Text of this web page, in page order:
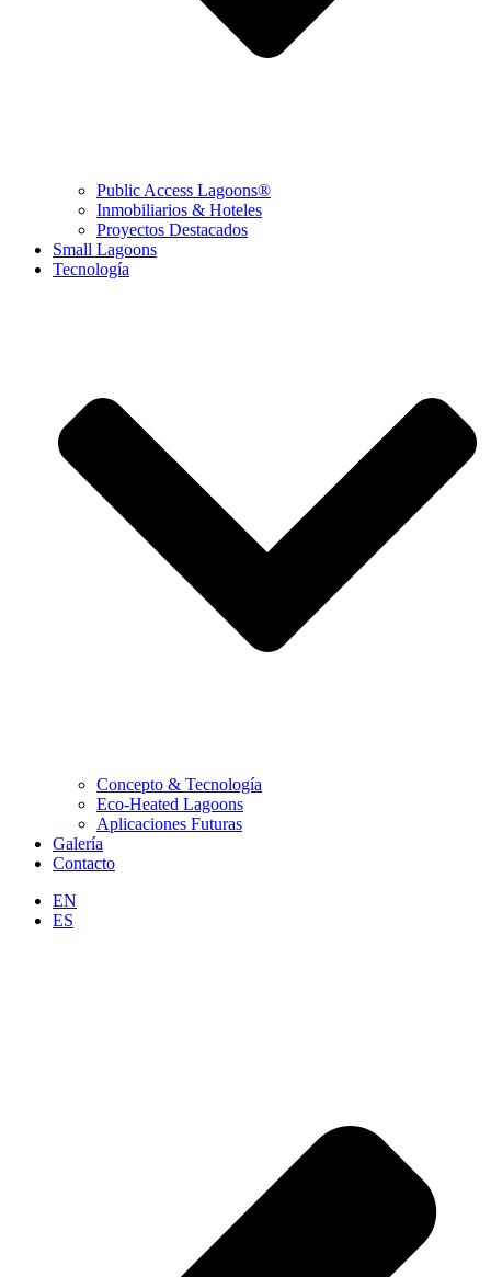
Public Access Lagoons®
Inmobiliarios & Hoteles
Proyectos Destacados
Small Lagoons
Tecnología
Concepto & Tecnología
Eco-Heated Lagoons
Aplicaciones Futuras
Galería
Contacto
EN
ES